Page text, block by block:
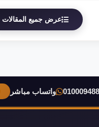
عرض جميع المقالات
واتساب مباشر